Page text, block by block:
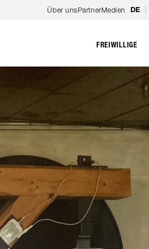
Zum Hauptinhalt springen
Über unsPartnerMedien DE |
FREIWILLIGE